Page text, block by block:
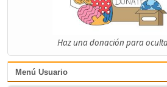
Haz una donación para
Menú Usuario